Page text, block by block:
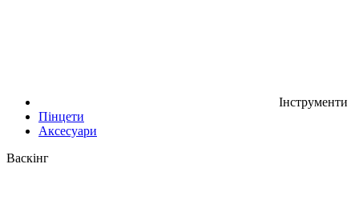
Інструменти
Пінцети
Аксесуари
Васкінг